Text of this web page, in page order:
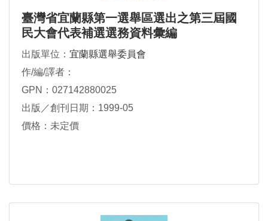
臺灣省宜蘭縣第一選舉區選出之第三屆國
民大會代表補選選務資料彙編
出版單位： 宜蘭縣選舉委員會
作/編/譯者：
GPN：027142880025
出版／創刊日期：1999-05
價格：未定價